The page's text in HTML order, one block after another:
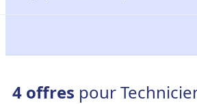
4 offres pour